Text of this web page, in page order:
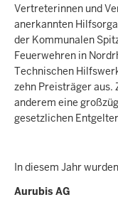
Vertreterinnen und
anerkannten
der Kommunalen
Feuerwehren in
Technischen
zehn Preisträger aus.
anderem eine
gesetzlichen
In diesem Jahr
Aurubis AG